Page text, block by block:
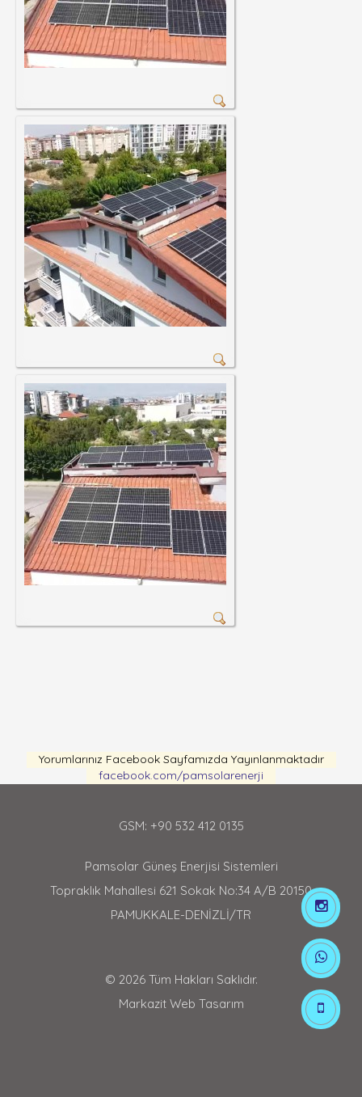
Yorumlarınız Facebook Sayfamızda Yayınlanmaktadır
facebook.com/pamsolarenerji
Pamsolar Güneş Enerjisi Sistemleri
Topraklık Mahallesi 621 Sokak No:34 A/B 20150
PAMUKKALE-DENİZLİ/TR
GSM: +90 532 412 0135
© 2026 Tüm Hakları Saklıdır.
Markazit Web Tasarım